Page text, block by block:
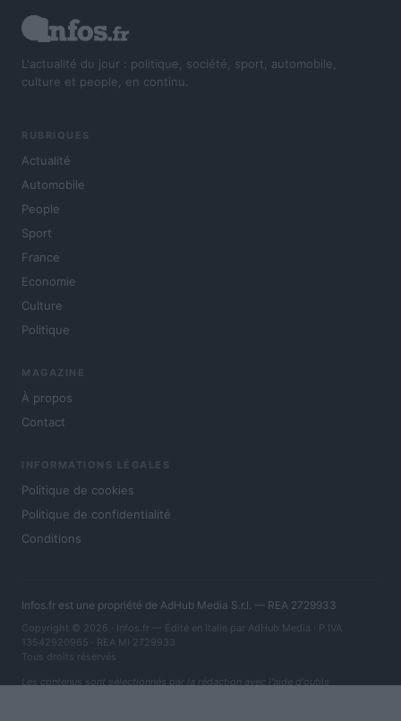
L'actualité du jour : politique, société, sport, automobile,
culture et people, en continu.
RUBRIQUES
Actualité
Automobile
People
Sport
France
Economie
Culture
Politique
MAGAZINE
À propos
Contact
INFORMATIONS LÉGALES
Politique de cookies
Politique de confidentialité
Conditions
Infos.fr est une propriété de AdHub Media S.r.l. — REA 2729933
Copyright © 2026 · Infos.fr — Édité en Italie par AdHub Media · P.IVA
13542920965 · REA MI 2729933
Tous droits réservés
Les contenus sont sélectionnés par la rédaction avec l'aide d'outils